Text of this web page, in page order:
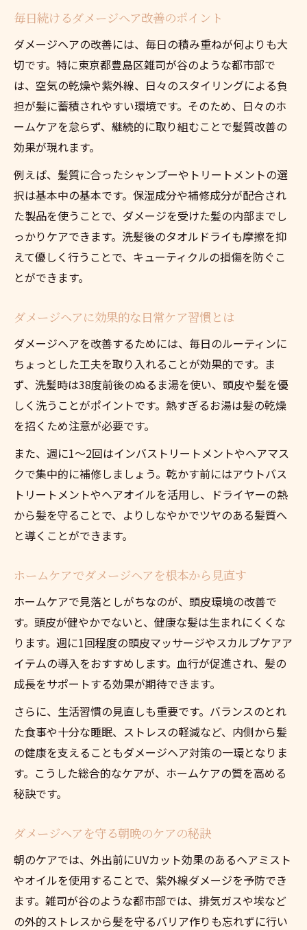
毎日続けるダメージヘア改善のポイント
ダメージヘアの改善には、毎日の積み重ねが何よりも大
切です。特に東京都豊島区雑司が谷のような都市部で
は、空気の乾燥や紫外線、日々のスタイリングによる負
担が髪に蓄積されやすい環境です。そのため、日々のホ
ームケアを怠らず、継続的に取り組むことで髪質改善の
効果が現れます。
例えば、髪質に合ったシャンプーやトリートメントの選
択は基本中の基本です。保湿成分や補修成分が配合され
た製品を使うことで、ダメージを受けた髪の内部までし
っかりケアできます。洗髪後のタオルドライも摩擦を抑
えて優しく行うことで、キューティクルの損傷を防ぐこ
とができます。
ダメージヘアに効果的な日常ケア習慣とは
ダメージヘアを改善するためには、毎日のルーティンに
ちょっとした工夫を取り入れることが効果的です。ま
ず、洗髪時は38度前後のぬるま湯を使い、頭皮や髪を優
しく洗うことがポイントです。熱すぎるお湯は髪の乾燥
を招くため注意が必要です。
また、週に1〜2回はインバストリートメントやヘアマス
クで集中的に補修しましょう。乾かす前にはアウトバス
トリートメントやヘアオイルを活用し、ドライヤーの熱
から髪を守ることで、よりしなやかでツヤのある髪質へ
と導くことができます。
ホームケアでダメージヘアを根本から見直す
ホームケアで見落としがちなのが、頭皮環境の改善で
す。頭皮が健やかでないと、健康な髪は生まれにくくな
ります。週に1回程度の頭皮マッサージやスカルプケアア
イテムの導入をおすすめします。血行が促進され、髪の
成長をサポートする効果が期待できます。
さらに、生活習慣の見直しも重要です。バランスのとれ
た食事や十分な睡眠、ストレスの軽減など、内側から髪
の健康を支えることもダメージヘア対策の一環となりま
す。こうした総合的なケアが、ホームケアの質を高める
秘訣です。
ダメージヘアを守る朝晩のケアの秘訣
朝のケアでは、外出前にUVカット効果のあるヘアミスト
やオイルを使用することで、紫外線ダメージを予防でき
ます。雑司が谷のような都市部では、排気ガスや埃など
の外的ストレスから髪を守るバリア作りも忘れずに行い